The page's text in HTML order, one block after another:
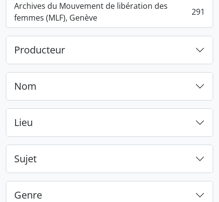
Archives du Mouvement de libération des
femmes (MLF), Genève
, 291 résultats 291
Producteur
Nom
Lieu
Sujet
Genre